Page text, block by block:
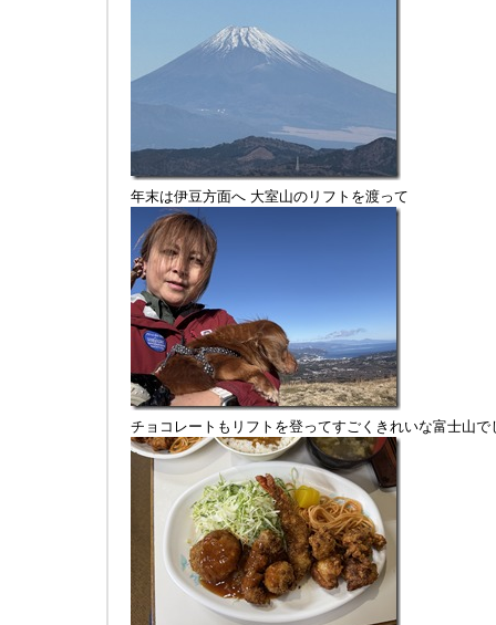
年末は伊豆方面へ 大室山のリフトを渡って
チョコレートもリフトを登ってすごくきれいな富士山で